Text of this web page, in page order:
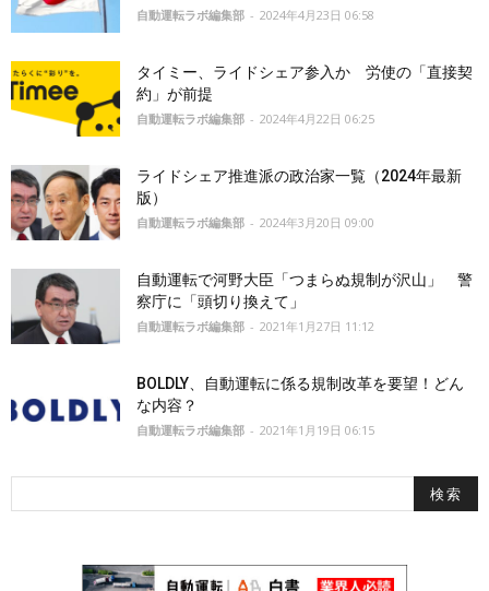
自動運転ラボ編集部 - 2024年4月23日 06:58
タイミー、ライドシェア参入か 労使の「直接契
約」が前提
自動運転ラボ編集部 - 2024年4月22日 06:25
ライドシェア推進派の政治家一覧（2024年最新
版）
自動運転ラボ編集部 - 2024年3月20日 09:00
自動運転で河野大臣「つまらぬ規制が沢山」 警
察庁に「頭切り換えて」
自動運転ラボ編集部 - 2021年1月27日 11:12
BOLDLY、自動運転に係る規制改革を要望！どん
な内容？
自動運転ラボ編集部 - 2021年1月19日 06:15